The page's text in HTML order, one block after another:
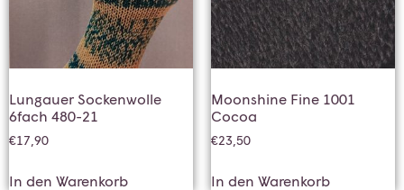
Lungauer Sockenwolle
6fach 480-21
€17,90
In den Warenkorb
Moonshine Fine 1001
Cocoa
€23,50
In den Warenkorb